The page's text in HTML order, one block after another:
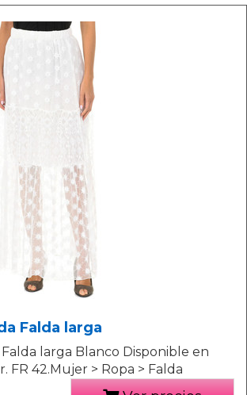
Falda larga
larga Blanco Disponible en
FR 42.Mujer > Ropa > Falda